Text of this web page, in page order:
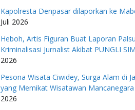
Kapolresta Denpasar dilaporkan ke
Juli 2026
Heboh, Artis Figuran Buat Laporan
Kriminalisasi Jurnalist Akibat PUNGLI SIM
2026
Pesona Wisata Ciwidey, Surga Alam di
yang Memikat Wisatawan Mancanegara
2026